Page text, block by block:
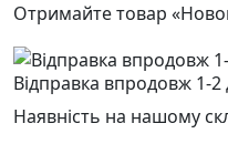
Отримайте товар
Відправка впродовж 1-2
Наявність на нашому